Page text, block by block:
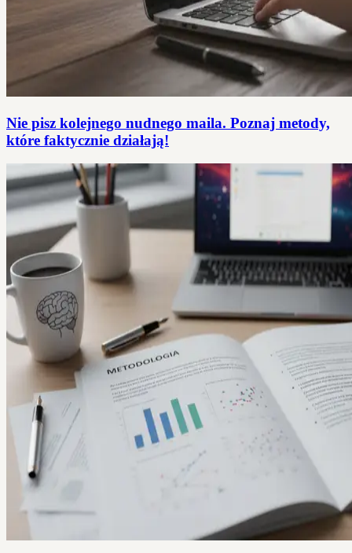
Nie pisz kolejnego nudnego maila. Poznaj metody,
które faktycznie działają!